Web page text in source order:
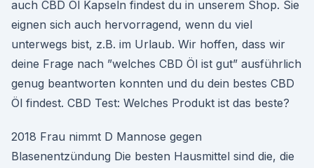
auch CBD Öl Kapseln findest du in unserem Shop. Sie
eignen sich auch hervorragend, wenn du viel
unterwegs bist, z.B. im Urlaub. Wir hoffen, dass wir
deine Frage nach ”welches CBD Öl ist gut” ausführlich
genug beantworten konnten und du dein bestes CBD
Öl findest. CBD Test: Welches Produkt ist das beste?
2018 Frau nimmt D Mannose gegen
Blasenentzündung Die besten Hausmittel sind die, die